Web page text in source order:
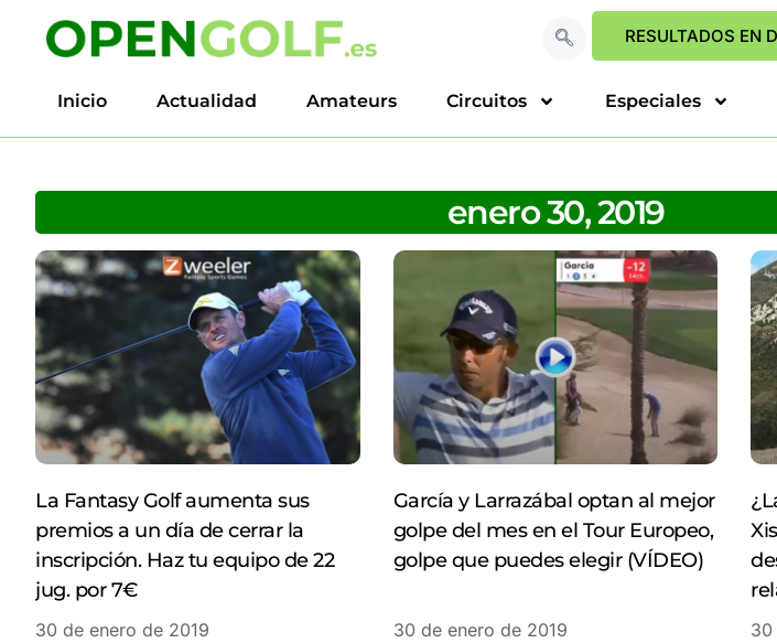
RESULTADOS EN
Inicio Actualidad Amateurs Circuitos Especiales
enero 30, 2019
La Fantasy Golf aumenta sus
premios a un día de cerrar la
inscripción. Haz tu equipo de 22
jug. por 7€
30 de enero de 2019
García y Larrazábal optan al mejor
golpe del mes en el Tour Europeo,
golpe que puedes elegir (VÍDEO)
30 de enero de 2019 30